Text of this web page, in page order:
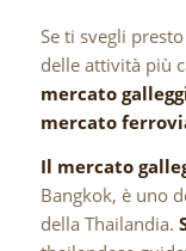
Se ti svegli
delle attività più
mercato
mercato
Il mercato
Bangkok, è uno
della Thailandia.